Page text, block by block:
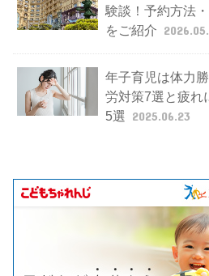
験談！予約方法
をご紹介
年子育児は体力
労対策7選と疲れ
5選 2025.06.23